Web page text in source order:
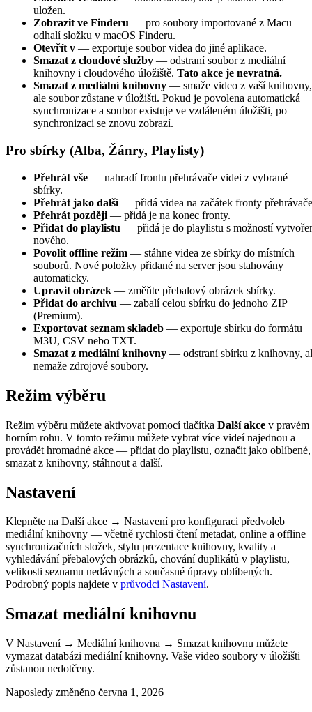
uložen.
Zobrazit ve Finderu — pro soubory importované z Macu
odhalí složku v macOS Finderu.
Otevřít v — exportuje soubor videa do jiné aplikace.
Smazat z cloudové služby — odstraní soubor z mediální
knihovny i cloudového úložiště. Tato akce je nevratná.
Smazat z mediální knihovny — smaže video z vaší knihovny,
ale soubor zůstane v úložišti. Pokud je povolena automatická
synchronizace a soubor existuje ve vzdáleném úložišti, po
synchronizaci se znovu zobrazí.
Pro sbírky (Alba, Žánry, Playlisty)
Přehrát vše — nahradí frontu přehrávače videi z vybrané
sbírky.
Přehrát jako další— přidá videa na začátek fronty
Přehrát později — přidá je na konec fronty.
Přidat do playlistu — přidá je do playlistu s možností
nového.
Povolit offline režim — stáhne videa ze sbírky do místních
souborů. Nové položky přidané na server jsou stahovány
automaticky.
Upravit obrázek — změňte přebalový obrázek sbírky.
Přidat do archivu — zabalí celou sbírku do jednoho ZIP
(Premium).
Exportovat seznam skladeb — exportuje sbírku do formátu
M3U, CSV nebo TXT.
Smazat z mediální knihovny — odstraní sbírku z knihovny,
nemaže zdrojové soubory.
Režim výběru
Režim výběru můžete aktivovat pomocí tlačítka Další akce v pravém
horním rohu. V tomto režimu můžete vybrat více videí najednou a
provádět hromadné akce — přidat do playlistu, označit jako oblíbené,
smazat z knihovny, stáhnout a další.
Nastavení
Klepněte na Další akce → Nastavení pro konfiguraci předvoleb
mediální knihovny — včetně rychlosti čtení metadat, online a offline
synchronizačních složek, stylu prezentace knihovny, kvality a
vyhledávání přebalových obrázků, chování duplikátů v playlistu,
velikosti seznamu nedávných a současné úpravy oblíbených.
Podrobný popis najdete v průvodci Nastavení.
Smazat mediální knihovnu
V Nastavení → Mediální knihovna → Smazat knihovnu můžete
vymazat databázi mediální knihovny. Vaše video soubory v úložišti
zůstanou nedotčeny.
Naposledy změněno června 1, 2026